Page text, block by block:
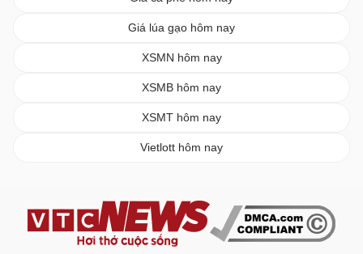
Giá lúa gạo hôm nay
XSMN hôm nay
XSMB hôm nay
XSMT hôm nay
Vietlott hôm nay